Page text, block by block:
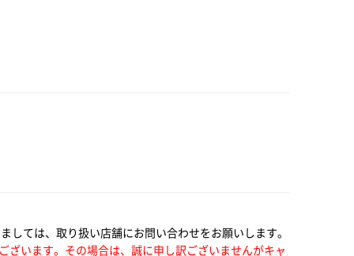
ては、取り扱い店舗にお問い合わせをお願いします。
います。その場合は、誠に申し訳ございませんがキャ